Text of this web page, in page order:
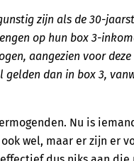
zijn als de 30-
op hun box 3-
aangezien voor
dan in box 3,
Nu is
wel, maar er zijn er